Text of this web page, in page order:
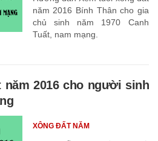
năm 2016 Bính Thân cho gia
chủ sinh năm 1970 Canh
Tuất, nam mạng.
năm 2016 cho người sinh
XÔNG ĐẤT NĂM